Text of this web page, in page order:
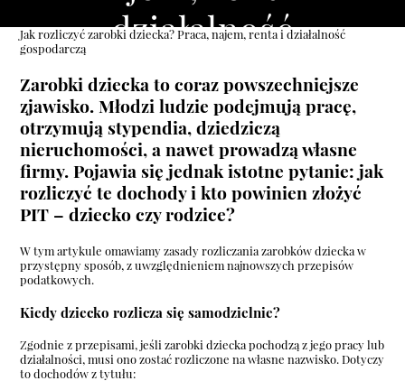
działalność
gospodarczą
Jak rozliczyć zarobki dziecka? Praca, najem, renta i działalność
gospodarczą
Zarobki dziecka to coraz powszechniejsze
zjawisko. Młodzi ludzie podejmują pracę,
otrzymują stypendia, dziedziczą
nieruchomości, a nawet prowadzą własne
firmy. Pojawia się jednak istotne pytanie: jak
rozliczyć te dochody i kto powinien złożyć
PIT – dziecko czy rodzice?
W tym artykule omawiamy zasady rozliczania zarobków dziecka w
przystępny sposób, z uwzględnieniem najnowszych przepisów
podatkowych.
Kiedy dziecko rozlicza się samodzielnie?
Zgodnie z przepisami, jeśli zarobki dziecka pochodzą z jego pracy lub
działalności, musi ono zostać rozliczone na własne nazwisko. Dotyczy
to dochodów z tytułu: